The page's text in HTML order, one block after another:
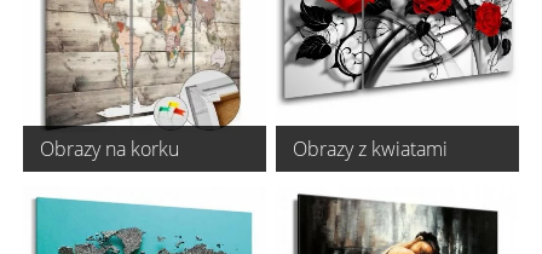
Obrazy na korku Obrazy z kwiatami